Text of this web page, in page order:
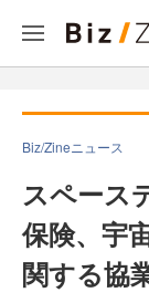
Biz/Zineニュース
スペース
保険、宇
関する協